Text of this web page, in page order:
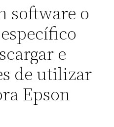
software o
e
de utilizar
Epson